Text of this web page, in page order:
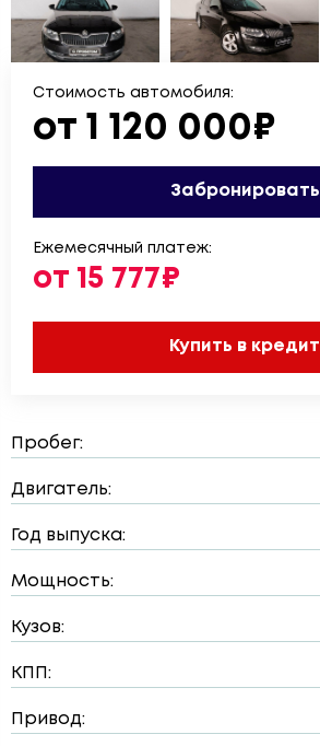
Стоимость автомобиля:
от 1 120 000₽
Забронировать
Ежемесячный платеж:
от 15 777₽
Купить в кредит
Пробег:
Двигатель:
Год выпуска:
Мощность:
Кузов:
КПП:
Привод: